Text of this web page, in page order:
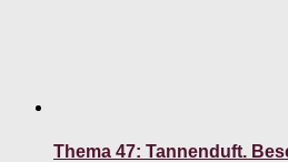
Thema 47: Tannenduft.